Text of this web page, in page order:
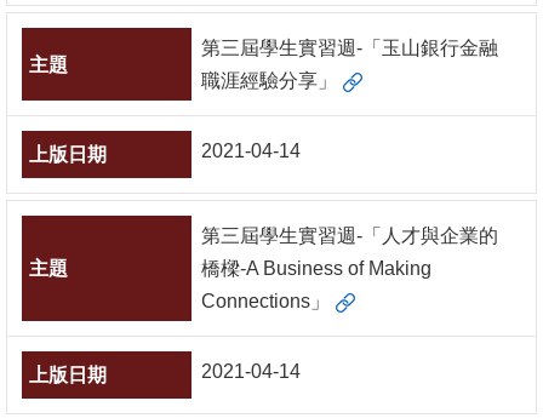
第三屆學生實習週-「玉山銀行金融
職涯經驗分享」
2021-04-14
第三屆學生實習週-「人才與企業的
橋樑-A Business of Making
Connections」
2021-04-14